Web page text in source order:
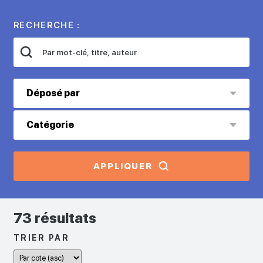
RECHERCHE :
Déposé par
Catégorie
APPLIQUER
73 résultats
TRIER PAR